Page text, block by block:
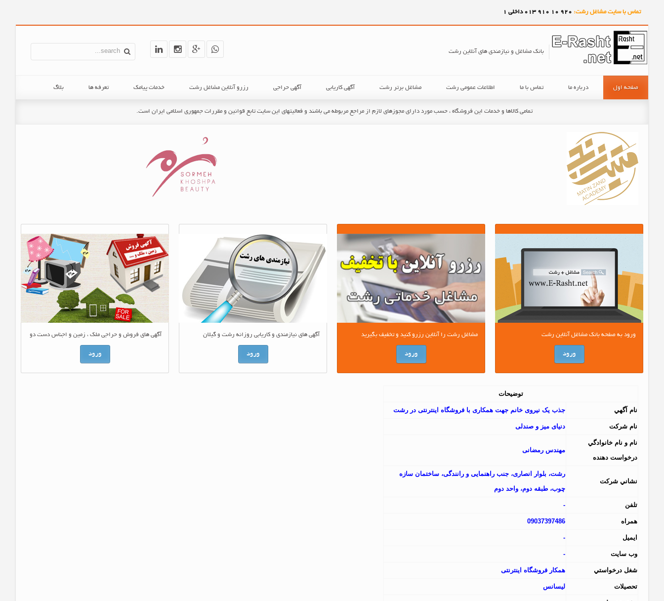
تماس با سایت مشاغل رشت: 920
10
910 013 داخلی 1
بانک مشاغل و نیازمندی های آنلاین رشت
صفحه اول درباره ما تماس با ما اطلاعات عمومی رشت مشاغل برتر رشت آگهی کاریابی آگهی حراجی رزرو آنلاین مشاغل رشت خدمات پیامک تعرفه ها بلاگ
تمامی کالاها و خدمات این فروشگاه ، حسب مورد دارای مجوزهای لازم از مراجع مربوطه می باشند و فعالیتهای این سایت تابع قوانین و مقررات جمهوری اسلامی ایران است.
ورود به صفحه بانک مشاغل آنلاین رشت
ورود
مشاغل رشت را آنلاین رزرو کنید و تخفیف بگیرید
ورود
آگهی های نیازمندی و کاریابی روزانه رشت و گیلان
ورود
آگهی های فروش و حراجی ملک ، زمین و اجناس دست دو
ورود
توضیحات
نام آگهي جذب یک نیروی خانم جهت همکاری با فروشگاه اینترنتی در رشت
نام شرکت دنیای میز و صندلی
نام و نام خانوادگي
درخواست دهنده
مهندس رمضانی
نشاني شرکت
رشت، بلوار انصاری، جنب راهنمایی و رانندگی، ساختمان سازه
چوب، طبقه دوم، واحد دوم
تلفن -
همراه 09037397486
ايميل -
وب سايت -
شغل درخواستي همکار فروشگاه اینترنتی
تحصيلات لیسانس